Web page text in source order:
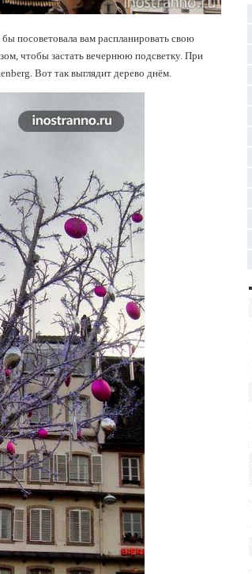
посоветовала вам распланировать свою
чтобы застать вечернюю подсветку. При
Вот так выглядит дерево днём.